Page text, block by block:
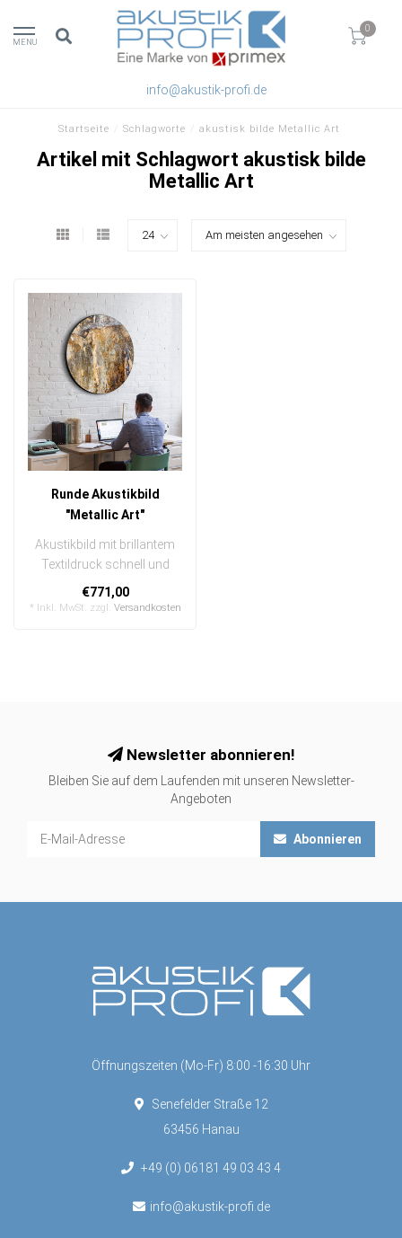
MENU
0
info@akustik-profi.de
Startseite Schlagworte akustisk bilde Metallic Art
Artikel mit Schlagwort akustisk bilde
Metallic Art
Runde Akustikbild
"Metallic Art"
Akustikbild mit brillantem
Textildruck schnell und
einfach austauschbar
In ein..
€771,00
* Inkl. MwSt. zzgl. Versandkosten
Newsletter abonnieren!
Bleiben Sie auf dem Laufenden mit unseren Newsletter-
Angeboten
Abonnieren
Öffnungszeiten (Mo-Fr) 8:00 -16:30 Uhr
Senefelder Straße 12
63456 Hanau
+49 (0) 06181 49 03 43 4
info@akustik-profi.de